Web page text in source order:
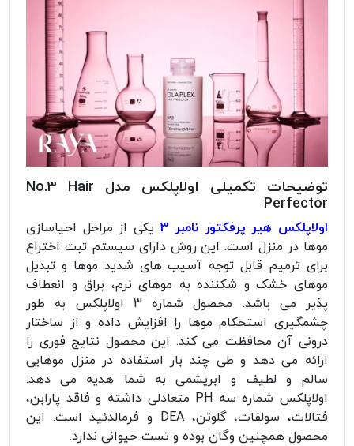
توضیحات تکمیلی اولاپلکس مدل No.3 Hair
Perfector
اولاپلکس هیر پرفکتور نامبر 3
یکی از مراحل احیاسازی
موها در منزل است. این روش دارای سیستم ثبت اختراع
برای ترمیم قابل توجه آسیب های شدید موها و تبدیل
موهای خشک و شکننده به موهای نرم، براق و انعطاف
پذیر می باشد. محصول شماره 3 اولاپلکس به طور
چشمگیری استحکام موها را افزایش داده و از ساختار
درونی آن محافظت می کند. این محصول نتایج فوری را
ارائه می دهد و طی چند بار استفاده در منزل موهایی
سالم و لطیف و ابریشمی به شما هدیه می دهد.
اولاپلکس شماره سه PH متعادلی داشته و فاقد پارابن،
فتالات، سولفات، گلوتن، DEA و فرمالدئید است. این
محصول همچنین وگان بوده و تست حیوانی ندارد.